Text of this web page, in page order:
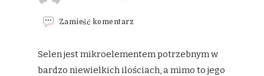
Zamieść komentarz
–
w
Selen jest mikroelementem potrzebnym w
bardzo niewielkich ilościach, a mimo to jego